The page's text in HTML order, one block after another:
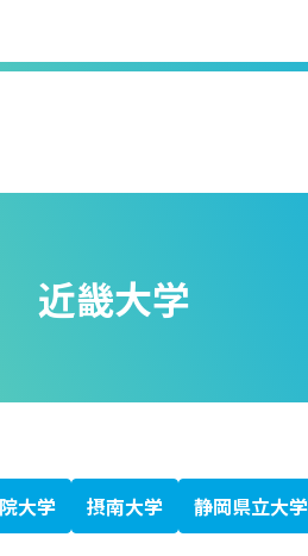
近畿大学
大学 摂南大学 静岡県立大学